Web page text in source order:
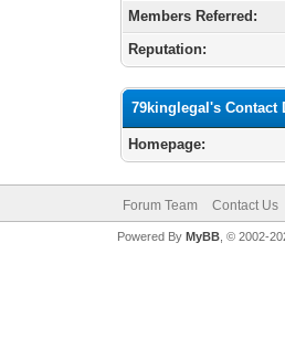
Members Referred:
Reputation:
79kinglegal's Contact
Homepage:
Forum Team Contact Us
Powered By MyBB, © 2002-